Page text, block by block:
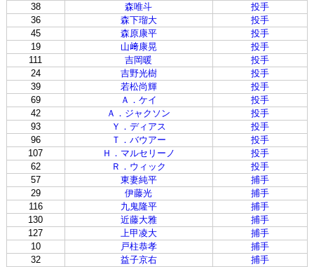
38
森唯斗
投手
36
森下瑠大
投手
45
森原康平
投手
19
山﨑康晃
投手
111
吉岡暖
投手
24
吉野光樹
投手
39
若松尚輝
投手
69
Ａ．ケイ
投手
42
Ａ．ジャクソン
投手
93
Ｙ．ディアス
投手
96
Ｔ．バウアー
投手
107
Ｈ．マルセリーノ
投手
62
Ｒ．ウィック
投手
57
東妻純平
捕手
29
伊藤光
捕手
116
九鬼隆平
捕手
130
近藤大雅
捕手
127
上甲凌大
捕手
10
戸柱恭孝
捕手
32
益子京右
捕手